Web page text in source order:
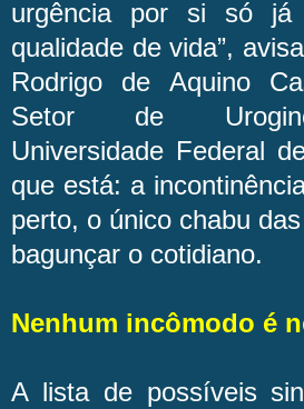
urgência por si só já
qualidade de vida”,
Rodrigo de Aquino
Setor de
Universidade Federal
que está: a
perto, o único chabu
bagunçar o cotidiano.
Nenhum incômodo é
A lista de possíveis